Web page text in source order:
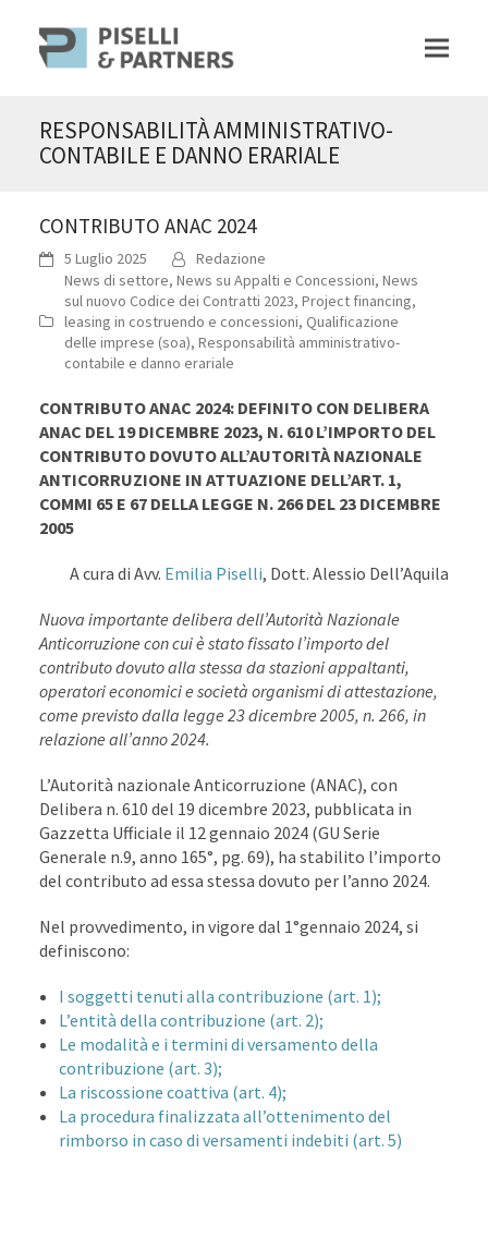
RESPONSABILITÀ AMMINISTRATIVO-
CONTABILE E DANNO ERARIALE
CONTRIBUTO ANAC 2024
5 Luglio 2025
Redazione
News di settore, News su Appalti e Concessioni, News
sul nuovo Codice dei Contratti 2023, Project financing,
leasing in costruendo e concessioni, Qualificazione
delle imprese (soa), Responsabilità amministrativo-
contabile e danno erariale
CONTRIBUTO ANAC 2024: DEFINITO CON DELIBERA
ANAC DEL 19 DICEMBRE 2023, N. 610 L’IMPORTO DEL
CONTRIBUTO DOVUTO ALL’AUTORITÀ NAZIONALE
ANTICORRUZIONE IN ATTUAZIONE DELL’ART. 1,
COMMI 65 E 67 DELLA LEGGE N. 266 DEL 23 DICEMBRE
2005
A cura di Avv. Emilia Piselli, Dott. Alessio Dell’Aquila
Nuova importante delibera dell’Autorità Nazionale
Anticorruzione con cui è stato fissato l’importo del
contributo dovuto alla stessa da stazioni appaltanti,
operatori economici e società organismi di attestazione,
come previsto dalla legge 23 dicembre 2005, n. 266, in
relazione all’anno 2024.
L’Autorità nazionale Anticorruzione (ANAC), con
Delibera n. 610 del 19 dicembre 2023, pubblicata in
Gazzetta Ufficiale il 12 gennaio 2024 (GU Serie
Generale n.9, anno 165°, pg. 69), ha stabilito l’importo
del contributo ad essa stessa dovuto per l’anno 2024.
Nel provvedimento, in vigore dal 1°gennaio 2024, si
definiscono:
I soggetti tenuti alla contribuzione (art. 1);
L’entità della contribuzione (art. 2);
Le modalità e i termini di versamento della
contribuzione (art. 3);
La riscossione coattiva (art. 4);
La procedura finalizzata all’ottenimento del
rimborso in caso di versamenti indebiti (art. 5)